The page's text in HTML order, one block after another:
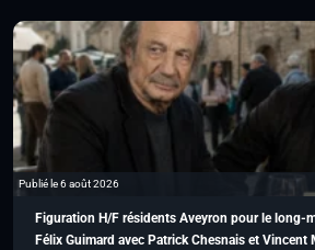
Publié le 6 août 2026
Figuration H/F résidents Aveyron pour le long-
Félix Guimard avec Patrick Chesnais et Vincent